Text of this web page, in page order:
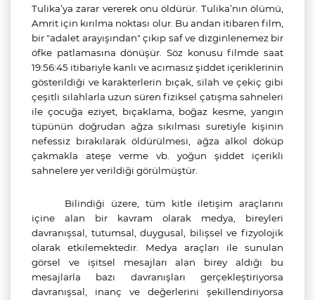
Tulika’ya zarar vererek onu öldürür. Tulika’nın ölümü,
Amrit için kırılma noktası olur. Bu andan itibaren film,
bir "adalet arayışından" çıkıp saf ve dizginlenemez bir
öfke patlamasına dönüşür. Söz konusu filmde saat
19:56:45 itibariyle kanlı ve acımasız şiddet içeriklerinin
gösterildiği ve karakterlerin bıçak, silah ve çekiç gibi
çeşitli silahlarla uzun süren fiziksel çatışma sahneleri
ile çocuğa eziyet, bıçaklama, boğaz kesme, yangın
tüpünün doğrudan ağza sıkılması suretiyle kişinin
nefessiz bırakılarak öldürülmesi, ağza alkol döküp
çakmakla ateşe verme vb. yoğun şiddet içerikli
sahnelere yer verildiği görülmüştür.
Bilindiği üzere, tüm kitle iletişim araçlarını
içine alan bir kavram olarak medya, bireyleri
davranışsal, tutumsal, duygusal, bilişsel ve fizyolojik
olarak etkilemektedir. Medya araçları ile sunulan
görsel ve işitsel mesajları alan birey aldığı bu
mesajlarla bazı davranışları gerçekleştiriyorsa
davranışsal, inanç ve değerlerini şekillendiriyorsa